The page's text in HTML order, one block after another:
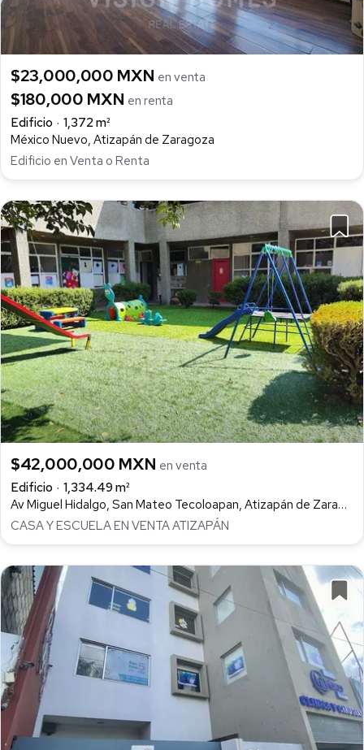
$23,000,000 MXN en venta
$180,000 MXN en renta
Edificio
1,372 m²
México Nuevo, Atizapán de Zaragoza
Edificio en Venta o Renta
$42,000,000 MXN en venta
Edificio
1,334.49 m²
Av Miguel Hidalgo, San Mateo Tecoloapan, Atizapán de Zaragoza
CASA Y ESCUELA EN VENTA ATIZAPÁN